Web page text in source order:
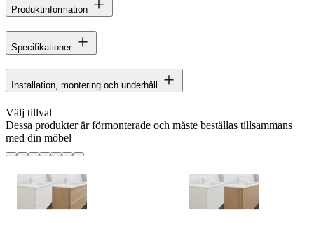
Produktinformation
Specifikationer
Installation, montering och underhåll
Välj tillval
Dessa produkter är förmonterade och måste beställas tillsammans
med din möbel